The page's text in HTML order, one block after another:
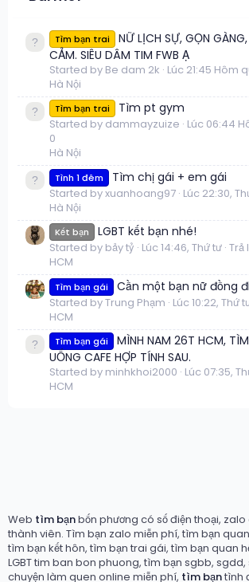
Tìm bạn trai
NỮ LỊCH SỰ, GỌN
CẢM. SIÊU DÂM TIM FWB Ạ
Started by Be dam 2k Lúc 21:45 Hôm
Hà Nội
Tìm bạn trai Tìm pt gym
Started by dammayzuize Lúc 06:44
0
Hà Nội
Tình 1 đêm Tìm chị gái + em gái
Started by xuanhoang97 Lúc 22:30,
Hà Nội
Kết bạn LGBT kết bạn nhé!
Started by bảy tỷ Lúc 14:46, Thứ tư Trả
HCM
Tìm bạn gái Cần một bạn nữ đồng
Started by Trung Phạm Lúc 10:22, Thứ
HCM
Tìm bạn gái
MÌNH NAM 26T HCM,
UỐNG CAFE HỢP TÍNH SAU.
Started by minhkhoi2000 Lúc 07:35,
HCM
Web tìm bạnbốn phương có số điện thoại,
thành viên. Tìm bạn zalo miễn phí, tìm bạn
tìm bạn kết hôn, tìm bạn trai gái, tìm bạn quan
LGBT tim ban bon phuong, tìm bạn sgbb,
chuyện làm quen online miễn phí, tìm bạntình